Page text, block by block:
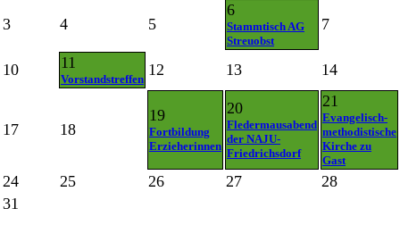
3 4 5
6
Stammtisch AG
Streuobst
7
10 11
Vorstandstreffen
12 13 14
17 18
19
Fortbildung
Erzieherinnen
20
Fledermausabend
der NAJU-
Friedrichsdorf
21
Evangelisch-
methodistische
Kirche zu
Gast
24 25 26 27
28
31